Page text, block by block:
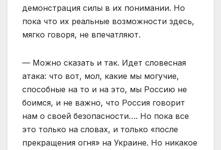
демонстрация силы в их понимании. Но
пока что их реальные возможности здесь,
мягко говоря, не впечатляют.
— Можно сказать и так. Идет словесная
атака: что вот, мол, какие мы могучие,
способные на то и на это, мы Россию не
боимся, и не важно, что Россия говорит
нам о своей безопасности…. Но пока все
это только на словах, и только «после
прекращения огня» на Украине. Но никакое